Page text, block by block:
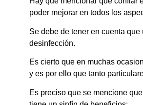
poder mejorar en todos los
Se debe de tener en cuenta
desinfección.
Es cierto que en muchas
y es por ello que tanto
Es preciso que se mencione